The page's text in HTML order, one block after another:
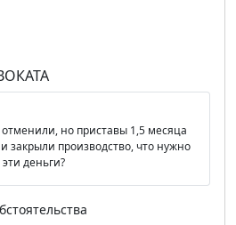
но приставы 1,5 месяца
закрыли производство, что нужно
деньги?